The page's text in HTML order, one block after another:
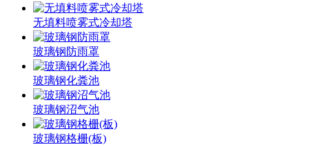
无填料喷雾式冷却塔
玻璃钢防雨罩
玻璃钢化粪池
玻璃钢沼气池
玻璃钢格栅(板)